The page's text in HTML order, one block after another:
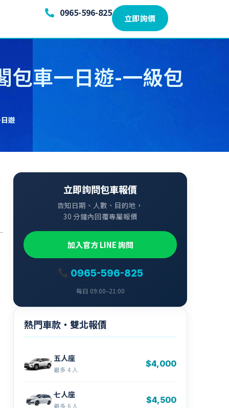
0965-596-825 立即詢價
包車一日遊-一級包
遊
立即詢問包車報價
告知日期、人數、目的地，
30 分鐘內回覆專屬報價
加入官方 LINE 詢問
0965-596-825
每日 09:00–21:00
熱門車款・雙北報價
五人座
最多 4 人
$4,000
七人座
最多 6 人
$4,500